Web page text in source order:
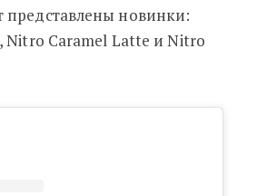
представлены новинки:
Nitro Caramel Latte и Nitro